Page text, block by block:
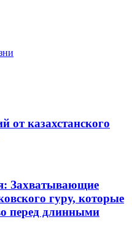
от казахстанского
Захватывающие
гуру, которые
перед длинными